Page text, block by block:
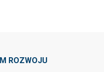
ROZWOJU